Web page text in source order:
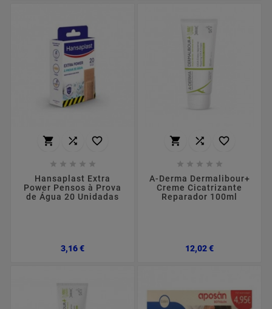
  
    
Hansaplast Extra
Power Pensos à Prova
de Água 20 Unidadas
3,16 €Preço
  
    
A-Derma Dermalibour+
Creme Cicatrizante
Reparador 100ml
12,02 €Preço